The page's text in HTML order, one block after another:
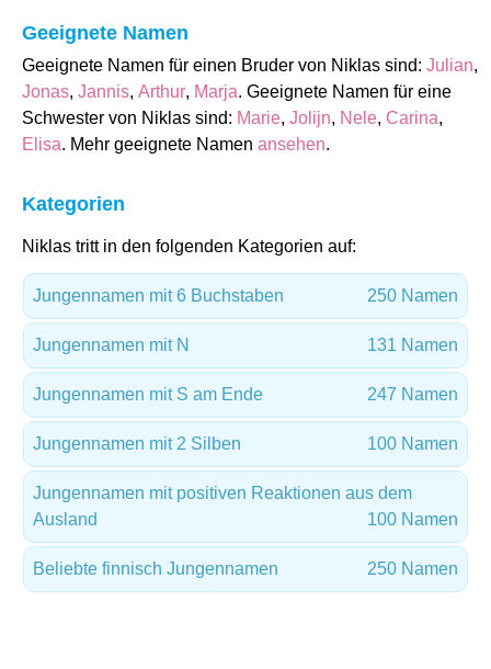
Geeignete Namen
Geeignete Namen für einen Bruder von Niklas sind: Julian,
Jonas, Jannis, Arthur, Marja. Geeignete Namen für eine
Schwester von Niklas sind: Marie, Jolijn, Nele, Carina,
Elisa. Mehr geeignete Namen ansehen.
Kategorien
Niklas tritt in den folgenden Kategorien auf:
Jungennamen mit 6 Buchstaben 250 Namen
Jungennamen mit N 131 Namen
Jungennamen mit S am Ende 247 Namen
Jungennamen mit 2 Silben 100 Namen
Jungennamen mit positiven Reaktionen aus dem
Ausland
100 Namen
Beliebte finnisch Jungennamen 250 Namen